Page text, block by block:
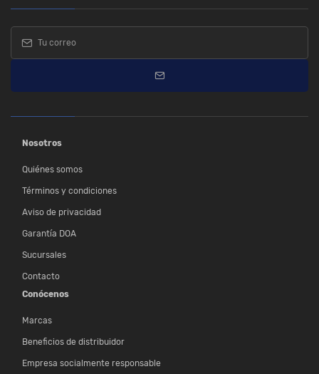
Nosotros
Quiénes somos
Términos y condiciones
Aviso de privacidad
Garantía DOA
Sucursales
Contacto
Conócenos
Marcas
Beneficios de distribuidor
Empresa socialmente responsable